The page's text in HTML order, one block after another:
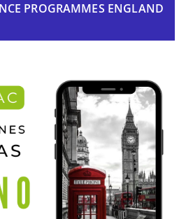
PROGRAMMES ENGLAND